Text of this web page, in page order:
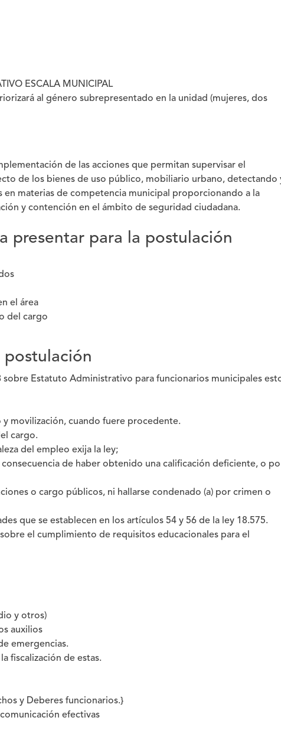
ESCALA MUNICIPAL
al género subrepresentado en la unidad (mujeres, dos
de las acciones que permitan supervisar el
de los bienes de uso público, mobiliario urbano, detectando
materias de competencia municipal proporcionando a la
y contención en el ámbito de seguridad ciudadana.
presentar para la postulación
el área
del cargo
sobre Estatuto Administrativo para funcionarios municipales
movilización, cuando fuere procedente.
cargo.
del empleo exija la ley;
de haber obtenido una calificación deficiente, o
o cargo públicos, ni hallarse condenado (a) por crimen o
que se establecen en los artículos 54 y 56 de la ley 18.575.
el cumplimiento de requisitos educacionales para el
y otros)
auxilios
emergencias.
fiscalización de estas.
y Deberes funcionarios.}
efectivas